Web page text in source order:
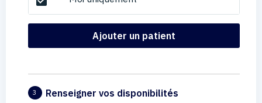
Ajouter un patient
3 Renseigner vos disponibilités